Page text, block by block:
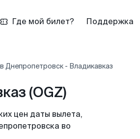
Где мой билет? Поддержка
Днепропетровск - Владикавказ
(OGZ)
цен даты вылета,
во